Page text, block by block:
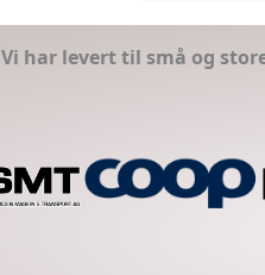
Vi har levert til små og